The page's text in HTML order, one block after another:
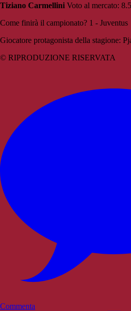
Tiziano Carmellini Voto al mercato: 8.5
Come finirà il campionato? 1 -
Giocatore protagonista della stagione:
© RIPRODUZIONE RISERVATA
Commenta